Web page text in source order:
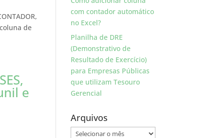
de
e
com contador automático
no Excel?
Planilha de DRE
(Demonstrativo de
Resultado de Exercício)
para Empresas Públicas
que utilizam Tesouro
Gerencial
Arquivos
Arquivos